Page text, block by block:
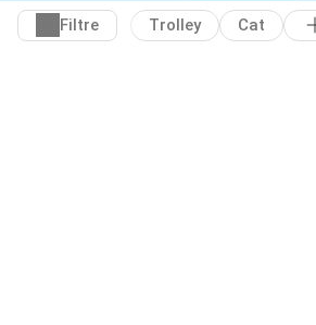
Filtre Trolley Cat